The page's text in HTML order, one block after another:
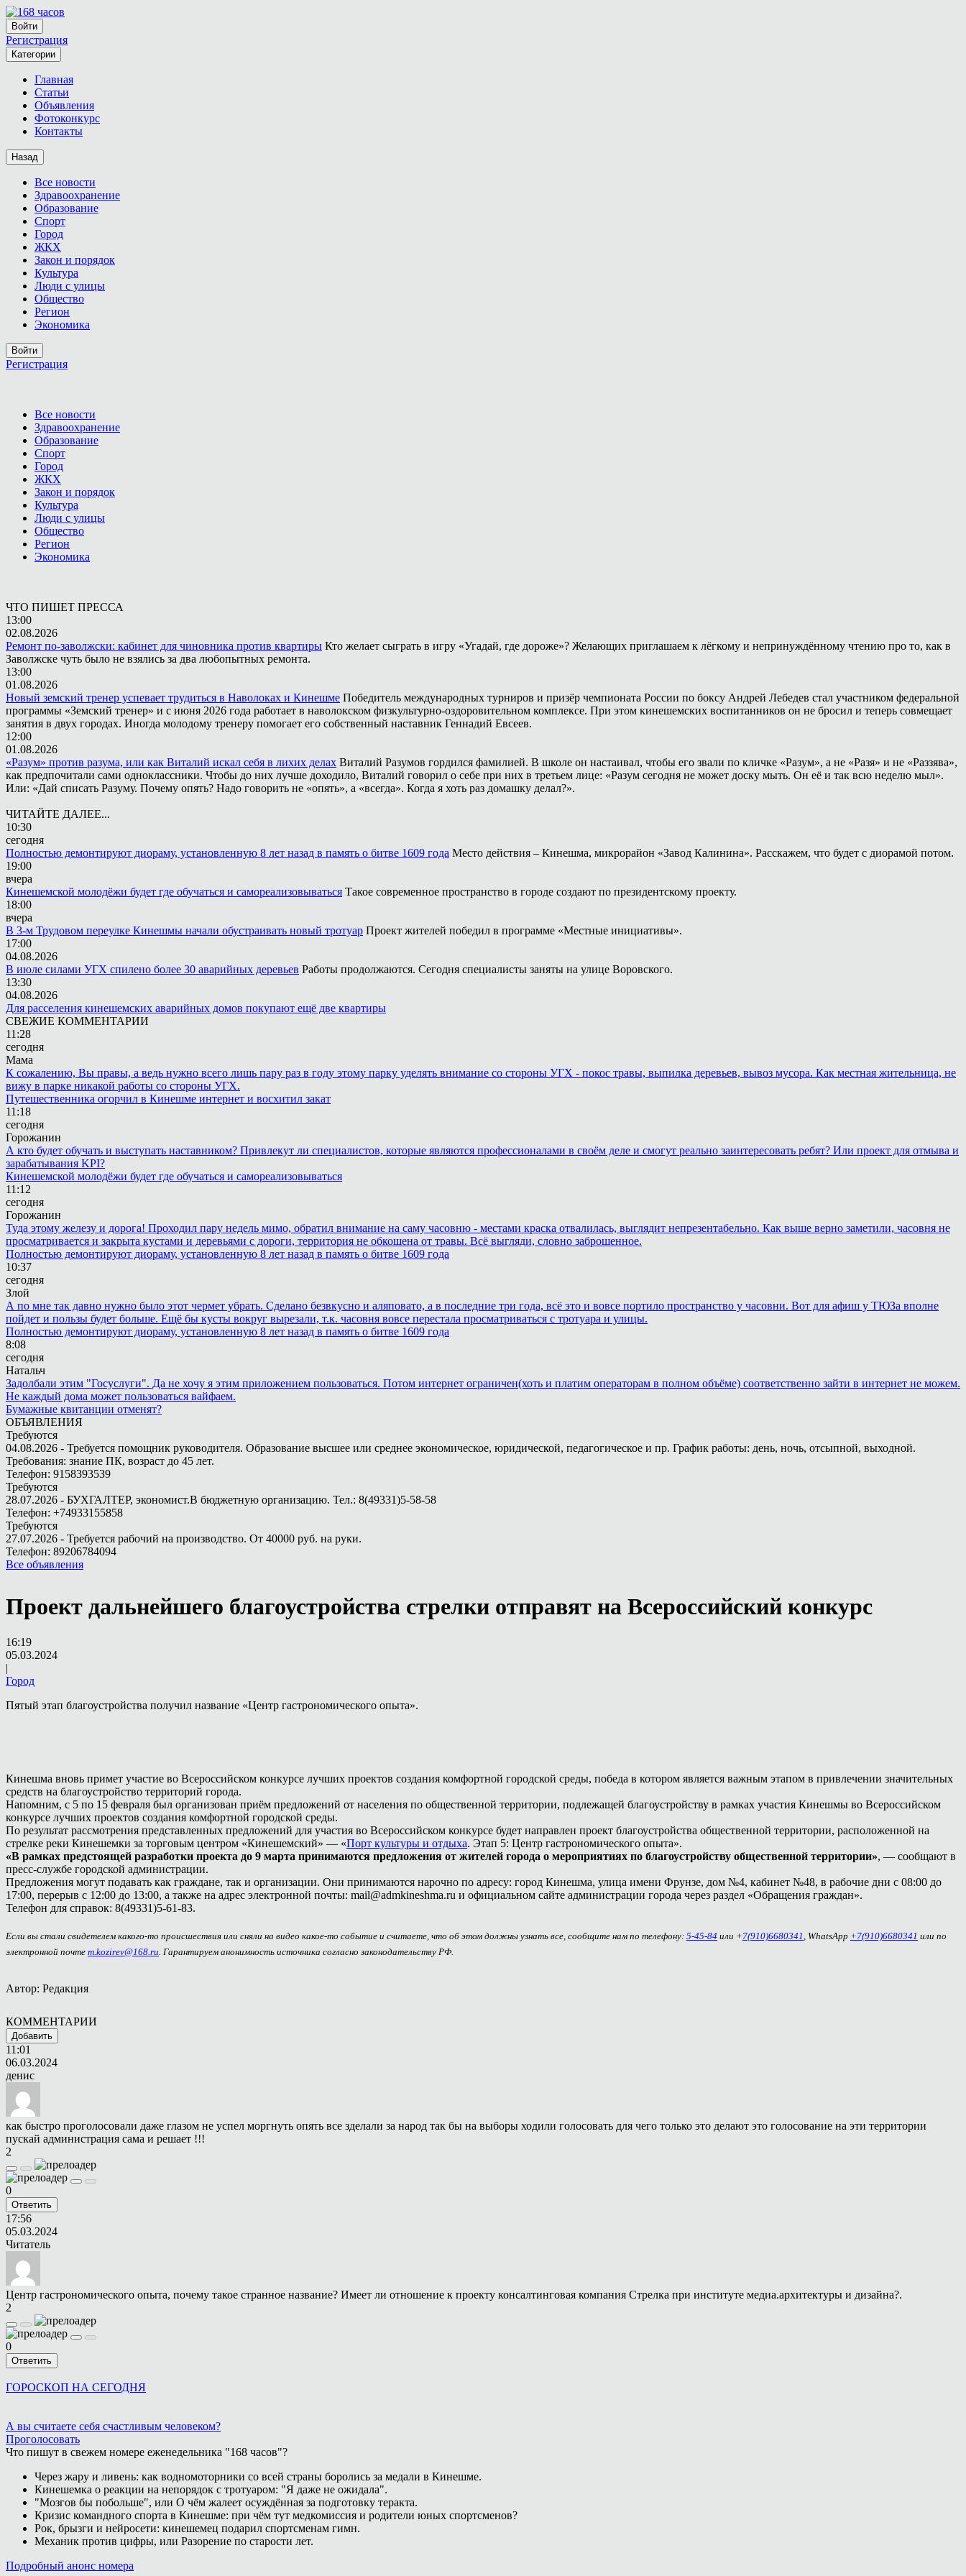
Войти
Регистрация
Категории
Главная
Статьи
Объявления
Фотоконкурс
Контакты
Назад
Все новости
Здравоохранение
Образование
Спорт
Город
ЖКХ
Закон и порядок
Культура
Люди с улицы
Общество
Регион
Экономика
Войти
Регистрация
Все новости
Здравоохранение
Образование
Спорт
Город
ЖКХ
Закон и порядок
Культура
Люди с улицы
Общество
Регион
Экономика
ЧТО ПИШЕТ ПРЕССА
13:00
02.08.2026
Ремонт по-заволжски: кабинет для чиновника против квартиры Кто желает сыграть в игру «Угадай, где дороже»? Желающих приглашаем к лёгкому и непринуждённому чтению про то, как в
Заволжске чуть было не взялись за два любопытных ремонта.
13:00
01.08.2026
Новый земский тренер успевает трудиться в Наволоках и Кинешме Победитель международных турниров и призёр чемпионата России по боксу Андрей Лебедев стал участником федеральной
программы «Земский тренер» и с июня 2026 года работает в наволокском физкультурно-оздоровительном комплексе. При этом кинешемских воспитанников он не бросил и теперь совмещает
занятия в двух городах. Иногда молодому тренеру помогает его собственный наставник Геннадий Евсеев.
12:00
01.08.2026
«Разум» против разума, или как Виталий искал себя в лихих делах Виталий Разумов гордился фамилией. В школе он настаивал, чтобы его звали по кличке «Разум», а не «Разя» и не «Раззява»,
как предпочитали сами одноклассники. Чтобы до них лучше доходило, Виталий говорил о себе при них в третьем лице: «Разум сегодня не может доску мыть. Он её и так всю неделю мыл».
Или: «Дай списать Разуму. Почему опять? Надо говорить не «опять», а «всегда». Когда я хоть раз домашку делал?».
ЧИТАЙТЕ ДАЛЕЕ...
10:30
сегодня
Полностью демонтируют диораму, установленную 8 лет назад в память о битве 1609 года Место действия – Кинешма, микрорайон «Завод Калинина». Расскажем, что будет с диорамой потом.
19:00
вчера
Кинешемской молодёжи будет где обучаться и самореализовываться Такое современное пространство в городе создают по президентскому проекту.
18:00
вчера
В 3-м Трудовом переулке Кинешмы начали обустраивать новый тротуар Проект жителей победил в программе «Местные инициативы».
17:00
04.08.2026
В июле силами УГХ спилено более 30 аварийных деревьев Работы продолжаются. Сегодня специалисты заняты на улице Воровского.
13:30
04.08.2026
Для расселения кинешемских аварийных домов покупают ещё две квартиры
СВЕЖИЕ КОММЕНТАРИИ
11:28
сегодня
Мама
К сожалению, Вы правы, а ведь нужно всего лишь пару раз в году этому парку уделять внимание со стороны УГХ - покос травы, выпилка деревьев, вывоз мусора. Как местная жительница, не
вижу в парке никакой работы со стороны УГХ.
Путешественника огорчил в Кинешме интернет и восхитил закат
11:18
сегодня
Горожанин
А кто будет обучать и выступать наставником? Привлекут ли специалистов, которые являются профессионалами в своём деле и смогут реально заинтересовать ребят? Или проект для отмыва и
зарабатывания KPI?
Кинешемской молодёжи будет где обучаться и самореализовываться
11:12
сегодня
Горожанин
Туда этому железу и дорога! Проходил пару недель мимо, обратил внимание на саму часовню - местами краска отвалилась, выглядит непрезентабельно. Как выше верно заметили, часовня не
просматривается и закрыта кустами и деревьями с дороги, территория не обкошена от травы. Всё выгляди, словно заброшенное.
Полностью демонтируют диораму, установленную 8 лет назад в память о битве 1609 года
10:37
сегодня
Злой
А по мне так давно нужно было этот чермет убрать. Сделано безвкусно и аляповато, а в последние три года, всё это и вовсе портило пространство у часовни. Вот для афиш у ТЮЗа вполне
пойдет и пользы будет больше. Ещё бы кусты вокруг вырезали, т.к. часовня вовсе перестала просматриваться с тротуара и улицы.
Полностью демонтируют диораму, установленную 8 лет назад в память о битве 1609 года
8:08
сегодня
Натальч
Задолбали этим "Госуслуги". Да не хочу я этим приложением пользоваться. Потом интернет ограничен(хоть и платим операторам в полном объёме) соответственно зайти в интернет не можем.
Не каждый дома может пользоваться вайфаем.
Бумажные квитанции отменят?
ОБЪЯВЛЕНИЯ
Требуются
04.08.2026 - Требуется помощник руководителя. Образование высшее или среднее экономическое, юридической, педагогическое и пр. График работы: день, ночь, отсыпной, выходной.
Требования: знание ПК, возраст до 45 лет.
Телефон: 9158393539
Требуются
28.07.2026 - БУХГАЛТЕР, экономист.В бюджетную организацию. Тел.: 8(49331)5-58-58
Телефон: +74933155858
Требуются
27.07.2026 - Требуется рабочий на производство. От 40000 руб. на руки.
Телефон: 89206784094
Все объявления
Проект дальнейшего благоустройства стрелки отправят на Всероссийский конкурс
16:19
05.03.2024
|
Город
Пятый этап благоустройства получил название «Центр гастрономического опыта».
Кинешма вновь примет участие во Всероссийском конкурсе лучших проектов создания комфортной городской среды, победа в котором является важным этапом в привлечении значительных
средств на благоустройство территорий города.
Напомним, с 5 по 15 февраля был организован приём предложений от населения по общественной территории, подлежащей благоустройству в рамках участия Кинешмы во Всероссийском
конкурсе лучших проектов создания комфортной городской среды.
По результат рассмотрения представленных предложений для участия во Всероссийском конкурсе будет направлен проект благоустройства общественной территории, расположенной на
стрелке реки Кинешемки за торговым центром «Кинешемский» — «Порт культуры и отдыха. Этап 5: Центр гастрономического опыта».
«В рамках предстоящей разработки проекта до 9 марта принимаются предложения от жителей города о мероприятиях по благоустройству общественной территории», — сообщают в
пресс-службе городской администрации.
Предложения могут подавать как граждане, так и организации. Они принимаются нарочно по адресу: город Кинешма, улица имени Фрунзе, дом №4, кабинет №48, в рабочие дни с 08:00 до
17:00, перерыв с 12:00 до 13:00, а также на адрес электронной почты: mail@admkineshma.ru и официальном сайте администрации города через раздел «Обращения граждан».
Телефон для справок: 8(49331)5-61-83.
Если вы стали свидетелем какого-то происшествия или сняли на видео какое-то событие и считаете, что об этом должны узнать все, сообщите нам по телефону: 5-45-84 или +7(910)6680341 , WhatsApp +7(910)6680341 или по
электронной почте m.kozirev@168.ru. Гарантируем анонимность источника согласно законодательству РФ.
Автор: Редакция
КОММЕНТАРИИ
Добавить
11:01
06.03.2024
денис
как быстро проголосовали даже глазом не успел моргнуть опять все зделали за народ так бы на выборы ходили голосовать для чего только это делают это голосование на эти территории
пускай администрация сама и решает !!!
2
0
Ответить
17:56
05.03.2024
Читатель
Центр гастрономического опыта, почему такое странное название? Имеет ли отношение к проекту консалтинговая компания Стрелка при институте медиа.архитектуры и дизайна?.
2
0
Ответить
ГОРОСКОП НА СЕГОДНЯ
А вы считаете себя счастливым человеком?
Проголосовать
Что пишут в свежем номере еженедельника "168 часов"?
Через жару и ливень: как водномоторники со всей страны боролись за медали в Кинешме.
Кинешемка о реакции на непорядок с тротуаром: "Я даже не ожидала".
"Мозгов бы побольше", или О чём жалеет осуждённая за подготовку теракта.
Кризис командного спорта в Кинешме: при чём тут медкомиссия и родители юных спортсменов?
Рок, брызги и нейросети: кинешемец подарил спортсменам гимн.
Механик против цифры, или Разорение по старости лет.
Подробный анонс номера